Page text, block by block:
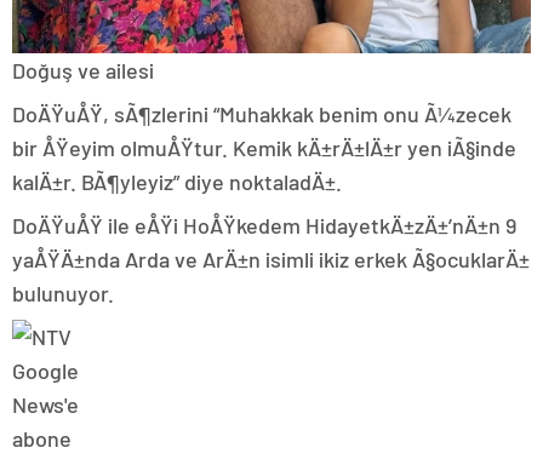
Doğuş ve ailesi
DoÄŸuÅŸ, sÃ¶zlerini “Muhakkak benim onu Ã¼zecek
bir ÅŸeyim olmuÅŸtur. Kemik kÄ±rÄ±lÄ±r yen iÃ§inde
kalÄ±r. BÃ¶yleyiz” diye noktaladÄ±.
DoÄŸuÅŸ ile eÅŸi HoÅŸkedem HidayetkÄ±zÄ±’nÄ±n 9
yaÅŸÄ±nda Arda ve ArÄ±n isimli ikiz erkek Ã§ocuklarÄ±
bulunuyor.